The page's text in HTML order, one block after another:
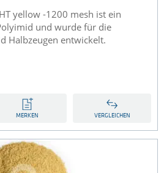
yellow -1200 mesh ist ein
und wurde für die
Halbzeugen entwickelt.
MERKEN VERGLEICHEN